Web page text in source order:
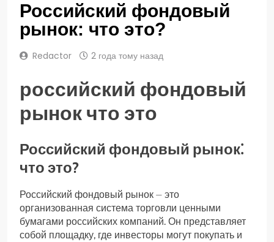
Российский фондовый
рынок: что это?
Redactor 2 года тому назад
российский фондовый
рынок что это
Российский фондовый рынок⁚
что это?
Российский фондовый рынок ⏤ это
организованная система торговли ценными
бумагами российских компаний. Он представляет
собой площадку, где инвесторы могут покупать и